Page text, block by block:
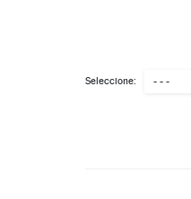
Seleccione: - - -